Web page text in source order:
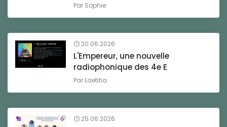
Par Sophie
30.06.2026
L'Empereur, une nouvelle
radiophonique des 4e E
Par Laetitia
25.06.2026